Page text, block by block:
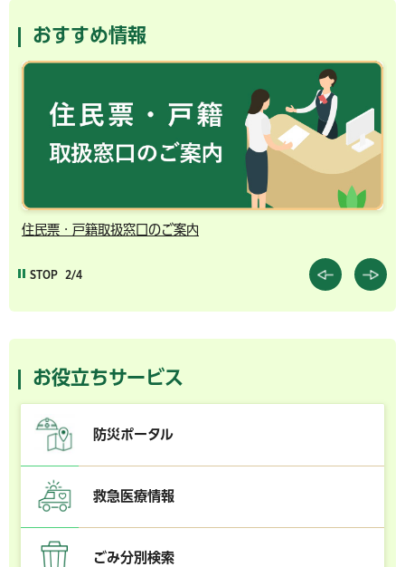
おすすめ情報
住民票・戸籍取扱窓口のご案内
STOP 2/4
お役立ちサービス
防災ポータル
救急医療情報
ごみ分別検索